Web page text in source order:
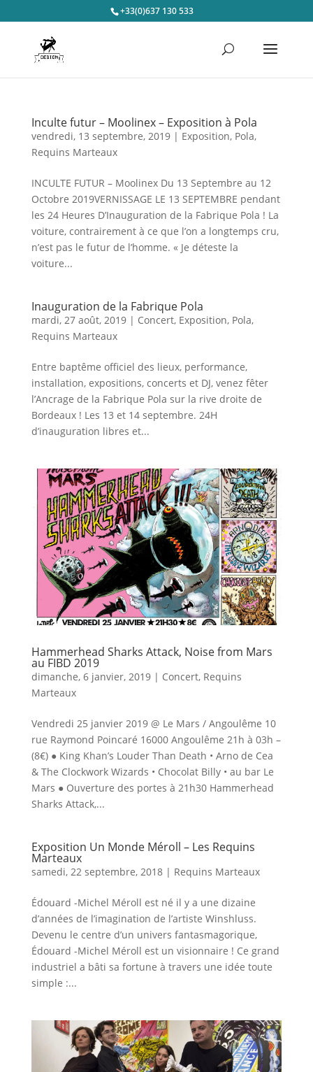
+33(0)637 130 533
Inculte futur – Moolinex – Exposition à Pola
vendredi, 13 septembre, 2019| Exposition, Pola,
Requins Marteaux
INCULTE FUTUR – Moolinex Du 13 Septembre au 12
Octobre 2019VERNISSAGE LE 13 SEPTEMBRE pendant
les 24 Heures D’Inauguration de la Fabrique Pola ! La
voiture, contrairement à ce que l’on a longtemps cru,
n’est pas le futur de l’homme. « Je déteste la
voiture...
Inauguration de la Fabrique Pola
mardi, 27 août, 2019| Concert, Exposition, Pola,
Requins Marteaux
Entre baptême officiel des lieux, performance,
installation, expositions, concerts et DJ, venez fêter
l’Ancrage de la Fabrique Pola sur la rive droite de
Bordeaux ! Les 13 et 14 septembre. 24H
d’inauguration libres et...
Hammerhead Sharks Attack, Noise from Mars
au FIBD 2019
dimanche, 6 janvier, 2019| Concert, Requins
Marteaux
Vendredi 25 janvier 2019 @ Le Mars / Angoulême 10
rue Raymond Poincaré 16000 Angoulême 21h à 03h –
(8€) ● King Khan’s Louder Than Death • Arno de Cea
& The Clockwork Wizards • Chocolat Billy • au bar Le
Mars ● Ouverture des portes à 21h30 Hammerhead
Sharks Attack,...
Exposition Un Monde Méroll – Les Requins
Marteaux
samedi, 22 septembre, 2018| Requins Marteaux
Édouard -Michel Méroll est né il y a une dizaine
d’années de l’imagination de l’artiste Winshluss.
Devenu le centre d’un univers fantasmagorique,
Édouard -Michel Méroll est un visionnaire ! Ce grand
industriel a bâti sa fortune à travers une idée toute
simple :...